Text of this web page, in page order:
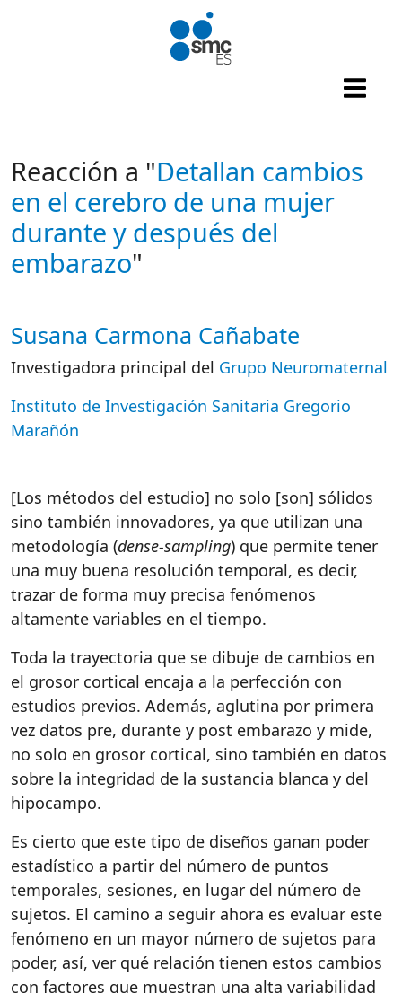
Pasar al contenido principal
Reacción a "Detallan cambios
en el cerebro de una mujer
durante y después del
embarazo"
Autor/es reacciones
Susana Carmona Cañabate
Investigadora principal del Grupo Neuromaternal
Instituto de Investigación Sanitaria Gregorio
Marañón
[Los métodos del estudio] no solo [son] sólidos
sino también innovadores, ya que utilizan una
metodología (dense-sampling) que permite tener
una muy buena resolución temporal, es decir,
trazar de forma muy precisa fenómenos
altamente variables en el tiempo.
Toda la trayectoria que se dibuje de cambios en
el grosor cortical encaja a la perfección con
estudios previos. Además, aglutina por primera
vez datos pre, durante y post embarazo y mide,
no solo en grosor cortical, sino también en datos
sobre la integridad de la sustancia blanca y del
hipocampo.
Es cierto que este tipo de diseños ganan poder
estadístico a partir del número de puntos
temporales, sesiones, en lugar del número de
sujetos. El camino a seguir ahora es evaluar este
fenómeno en un mayor número de sujetos para
poder, así, ver qué relación tienen estos cambios
con factores que muestran una alta variabilidad